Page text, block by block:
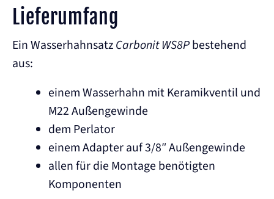
Lieferumfang
Ein WasserhahnsatzCarbonit WS8Pbestehend
aus:
einem Wasserhahn mit Keramikventil und
M22 Außengewinde
dem Perlator
einem Adapter auf 3/8″ Außengewinde
allen für die Montage benötigten
Komponenten